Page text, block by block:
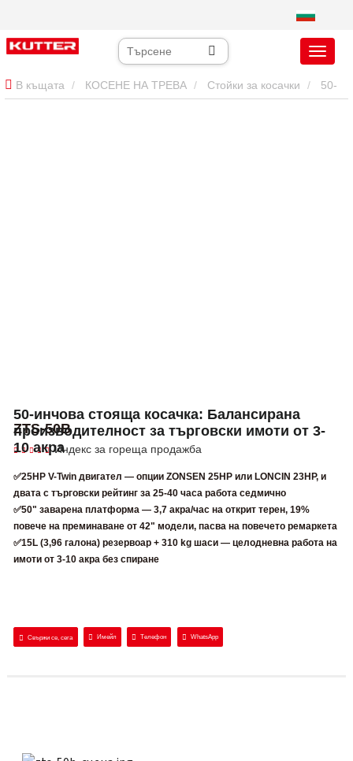
В къщата КОСЕНЕ НА ТРЕВА Стойки за косачки
50-инчова стояща косачка: Балансирана
производителност за търговски имоти от 3-
10 акра
ZTS-50B
Индекс за гореща продажба
✅25HP V-Twin двигател — опции ZONSEN 25HP или LONCIN 23HP, и
двата с търговски рейтинг за 25-40 часа работа седмично
✅50" заварена платформа — 3,7 акра/час на открит терен, 19%
повече на преминаване от 42" модели, пасва на повечето ремаркета
✅15L (3,96 галона) резервоар + 310 kg шаси — целодневна работа на
имоти от 3-10 акра без спиране
Свържи се, сега Имейл Телефон WhatsApp